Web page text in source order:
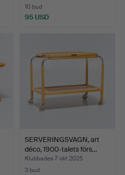
10 bud
95 USD
SERVERINGSVAGN, art
déco, 1900-talets förs…
Klubbades 7 okt 2025
3 bud